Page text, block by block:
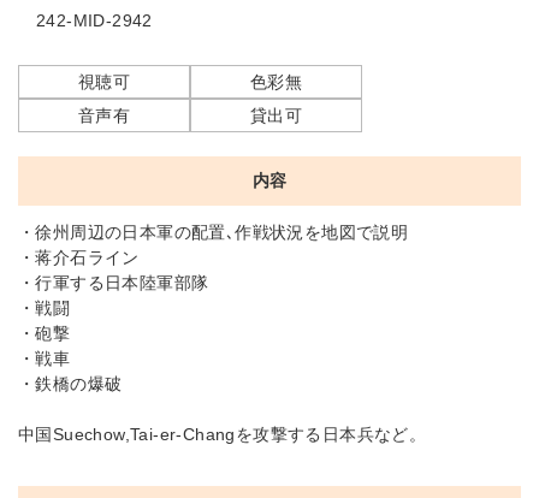
242-MID-2942
視聴可
色彩無
音声有
貸出可
内容
・徐州周辺の日本軍の配置､作戦状況を地図で説明
・蒋介石ライン
・行軍する日本陸軍部隊
・戦闘
・砲撃
・戦車
・鉄橋の爆破
中国Suechow,Tai-er-Changを攻撃する日本兵など。